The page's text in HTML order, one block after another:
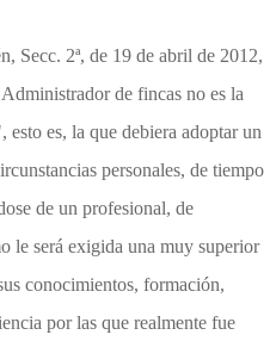
Secc. 2ª, de 19 de abril de 2012,
de fincas no es la
es, la que debiera adoptar un
personales, de tiempo
de un profesional, de
le será exigida una muy superior
conocimientos, formación,
por las que realmente fue